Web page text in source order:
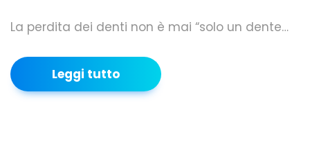
La perdita dei denti non è mai “solo un dente…
Leggi tutto